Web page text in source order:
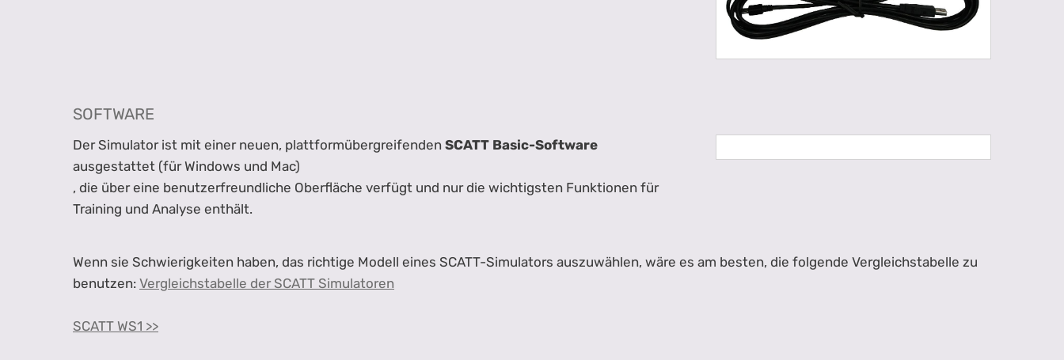
SOFTWARE
Der Simulator ist mit einer neuen, plattformübergreifenden SCATT Basic-Software
ausgestattet (für Windows und Mac)
, die über eine benutzerfreundliche Oberfläche verfügt und nur die wichtigsten Funktionen für
Training und Analyse enthält.
Wenn sie Schwierigkeiten haben, das richtige Modell eines SCATT-Simulators auszuwählen, wäre es am besten, die folgende Vergleichstabelle zu
benutzen: Vergleichstabelle der SCATT Simulatoren
SCATT WS1 >>